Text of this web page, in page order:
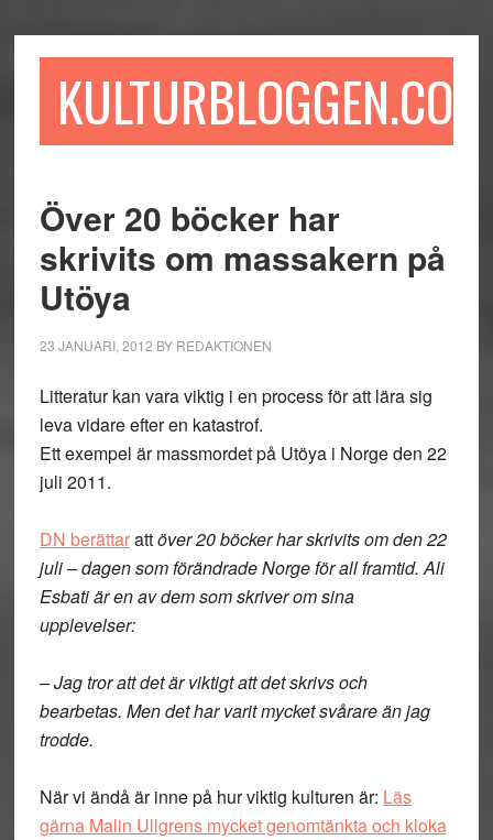
till
till
sidofältet
till
KULTURBLOGGEN.COM
Över 20 böcker har
skrivits om massakern på
Utöya
23 JANUARI, 2012 BY REDAKTIONEN
Litteratur kan vara viktig i en process för att lära sig
leva vidare efter en katastrof.
Ett exempel är massmordet på Utöya i Norge den 22
juli 2011.
DN berättarattöver 20 böcker har skrivits om den 22
juli – dagen som förändrade Norge för all framtid. Ali
Esbati är en av dem som skriver om sina
upplevelser:
– Jag tror att det är viktigt att det skrivs och
bearbetas. Men det har varit mycket svårare än jag
trodde.
När vi ändå är inne på hur viktig kulturen är: Läs
gärna Malin Ullgrens mycket genomtänkta och kloka